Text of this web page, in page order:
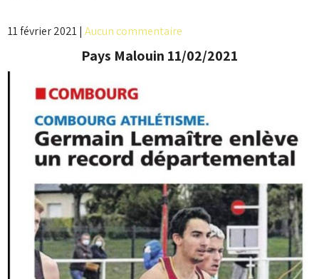
11 février 2021|Aucun commentaire
Pays Malouin 11/02/2021